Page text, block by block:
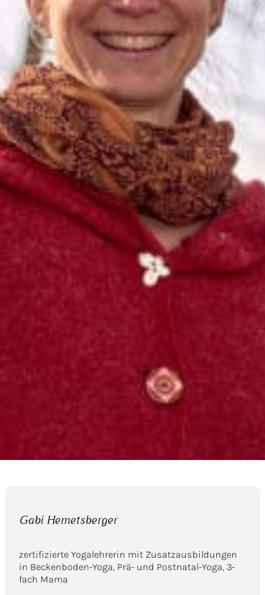
Gabi Hemetsberger
zertifizierte Yogalehrerin mit Zusatzausbildungen
in Beckenboden-Yoga, Prä- und Postnatal-Yoga, 3-
fach Mama